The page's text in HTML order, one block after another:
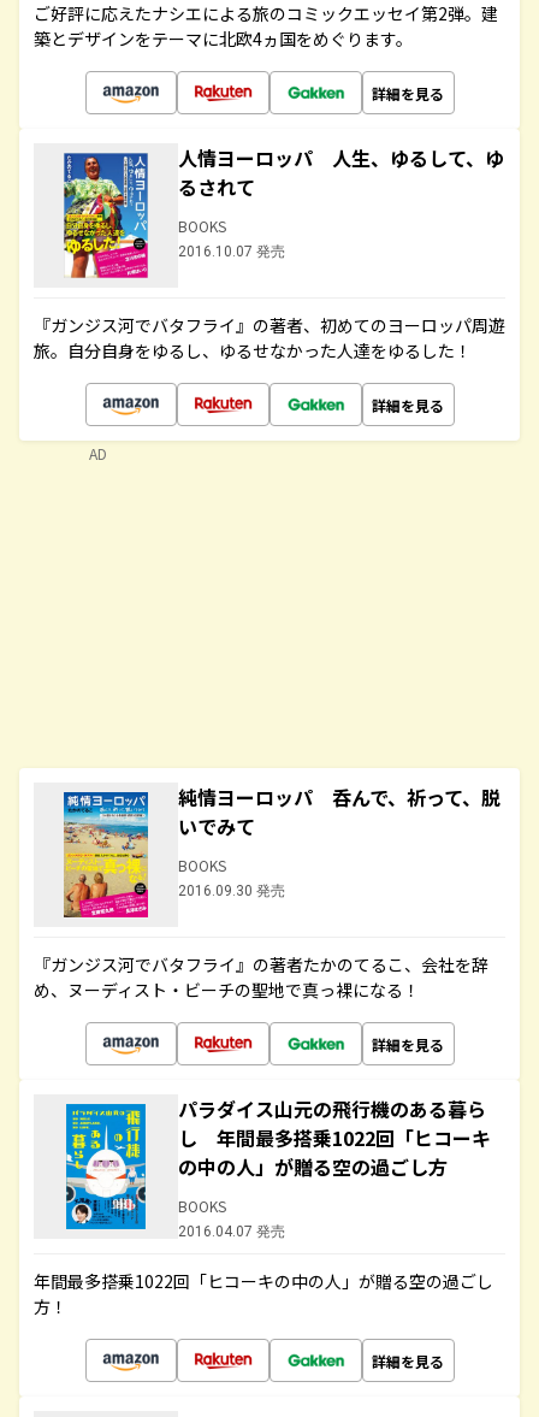
ご好評に応えたナシエによる旅のコミックエッセイ第2弾。建
築とデザインをテーマに北欧4ヵ国をめぐります。
詳細を見る
人情ヨーロッパ 人生、ゆるして、ゆ
るされて
BOOKS
2016.10.07 発売
『ガンジス河でバタフライ』の著者、初めてのヨーロッパ周遊
旅。自分自身をゆるし、ゆるせなかった人達をゆるした！
詳細を見る
純情ヨーロッパ 呑んで、祈って、脱
いでみて
BOOKS
2016.09.30 発売
『ガンジス河でバタフライ』の著者たかのてるこ、会社を辞
め、ヌーディスト・ビーチの聖地で真っ裸になる！
詳細を見る
パラダイス山元の飛行機のある暮ら
し 年間最多搭乗1022回「ヒコーキ
の中の人」が贈る空の過ごし方
BOOKS
2016.04.07 発売
年間最多搭乗1022回「ヒコーキの中の人」が贈る空の過ごし
方！
詳細を見る
AD